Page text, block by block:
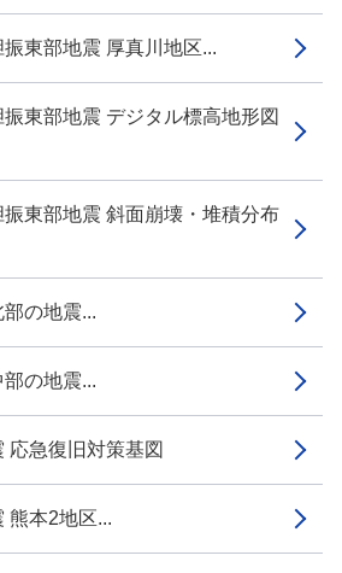
東部地震 厚真川地区...
東部地震 デジタル標高地形図
東部地震 斜面崩壊・堆積分布
の地震...
の地震...
応急復旧対策基図
熊本2地区...